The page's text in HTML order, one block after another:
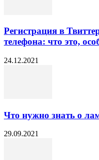
Регистрация в
телефона: что это,
24.12.2021
Что нужно знать о
29.09.2021